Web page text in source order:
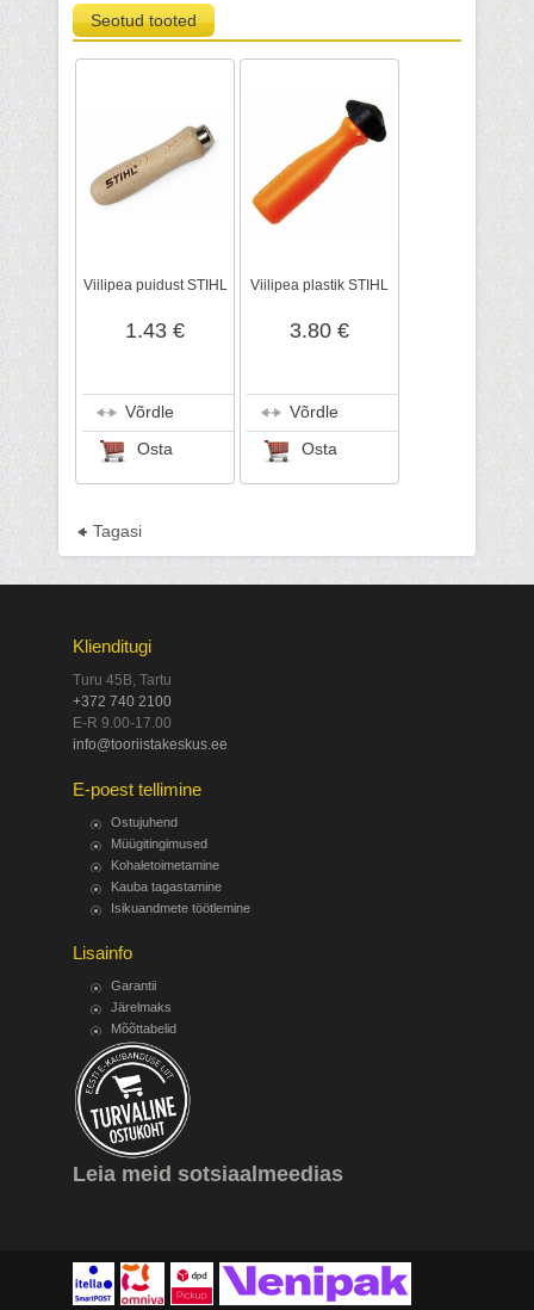
Seotud tooted
Viilipea puidust STIHL
1.43 €
Võrdle
Osta
Viilipea plastik STIHL
3.80 €
Võrdle
Osta
Tagasi
Klienditugi
Turu 45B, Tartu
+372 740 2100
E-R 9.00-17.00
info@tooriistakeskus.ee
E-poest tellimine
Ostujuhend
Müügitingimused
Kohaletoimetamine
Kauba tagastamine
Isikuandmete töötlemine
Lisainfo
Garantii
Järelmaks
Mõõttabelid
Leia meid sotsiaalmeedias